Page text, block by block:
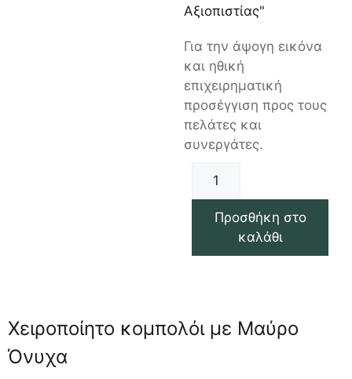
Αξιοπιστίας"
Για την άψογη εικόνα
και ηθική
επιχειρηματική
προσέγγιση προς τους
πελάτες και
συνεργάτες.
Προσθήκη στο
καλάθι
Χειροποίητο κομπολόι με Μαύρο
Όνυχα